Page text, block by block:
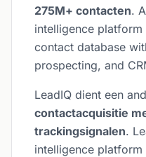
275M+ contacten.
intelligence
contact database
prospecting, and
LeadIQ dient een
contactacquisitie
trackingsignalen.
intelligence